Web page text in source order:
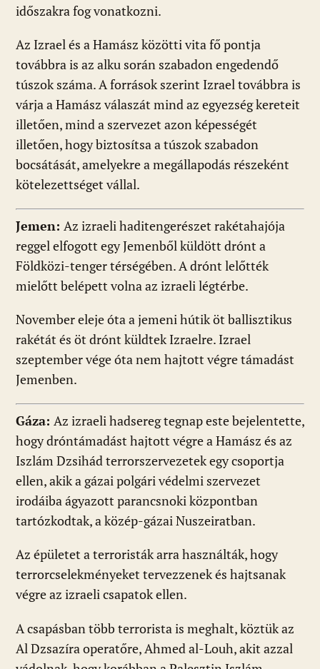
időszakra fog vonatkozni.
Az Izrael és a Hamász közötti vita fő pontja
továbbra is az alku során szabadon engedendő
túszok száma. A források szerint Izrael továbbra is
várja a Hamász válaszát mind az egyezség kereteit
illetően, mind a szervezet azon képességét
illetően, hogy biztosítsa a túszok szabadon
bocsátását, amelyekre a megállapodás részeként
kötelezettséget vállal.
Jemen: Az izraeli haditengerészet rakétahajója
reggel elfogott egy Jemenből küldött drónt a
Földközi-tenger térségében. A drónt lelőtték
mielőtt belépett volna az izraeli légtérbe.
November eleje óta a jemeni hútik öt ballisztikus
rakétát és öt drónt küldtek Izraelre. Izrael
szeptember vége óta nem hajtott végre támadást
Jemenben.
Gáza: Az izraeli hadsereg tegnap este bejelentette,
hogy dróntámadást hajtott végre a Hamász és az
Iszlám Dzsihád terrorszervezetek egy csoportja
ellen, akik a gázai polgári védelmi szervezet
irodáiba ágyazott parancsnoki központban
tartózkodtak, a közép-gázai Nuszeiratban.
Az épületet a terroristák arra használták, hogy
terrorcselekményeket tervezzenek és hajtsanak
végre az izraeli csapatok ellen.
A csapásban több terrorista is meghalt, köztük az
Al Dzsazíra operatőre, Ahmed al-Louh, akit azzal